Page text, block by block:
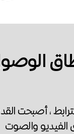
، أصبحت
الفيديو والصوت